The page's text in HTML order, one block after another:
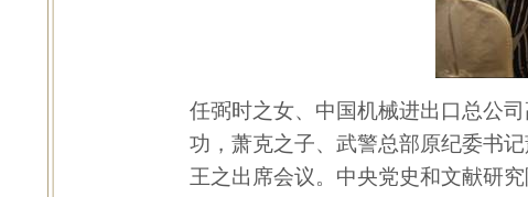
任弼时之女、中国机械进出口总公
功，萧克之子、武警总部原纪委书
王之出席会议。中央党史和文献研